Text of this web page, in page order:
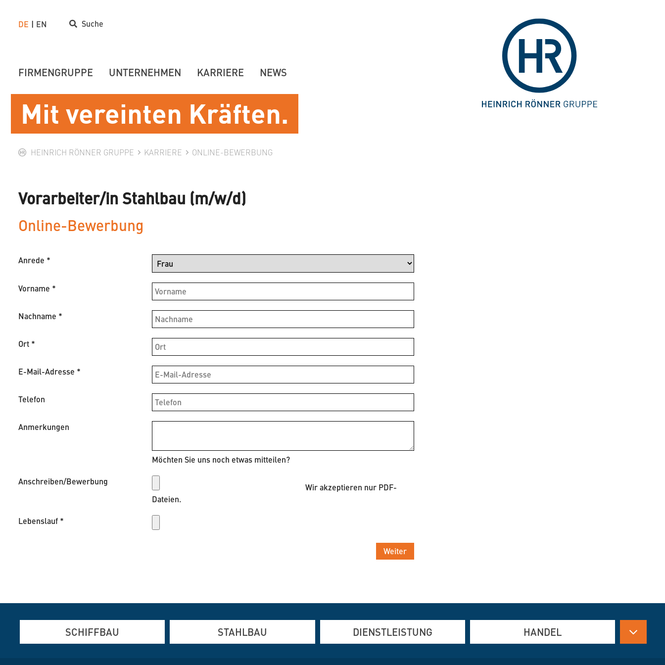
HEINRICH RÖNNER GRUPPE KARRIERE ONLINE-BEWERBUNG
Vorarbeiter/in Stahlbau (m/w/d)
Online-Bewerbung
Anrede *
Vorname *
Nachname *
Ort *
E-Mail-Adresse *
Telefon
Anmerkungen
Möchten Sie uns noch etwas mitteilen?
Anschreiben/Bewerbung
Wir akzeptieren nur PDF-
Dateien.
Lebenslauf *
Weiter
SCHIFFBAU STAHLBAU DIENSTLEISTUNG HANDEL
Mit vereinten Kräften.
DE EN Suche
FIRMENGRUPPE UNTERNEHMEN KARRIERE NEWS